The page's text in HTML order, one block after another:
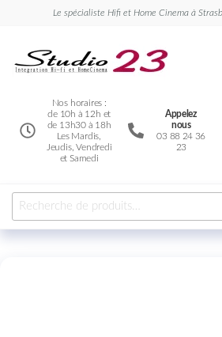
Le spécialiste Hifi et Home Cinema à
Nos horaires :
de 10h à 12h et
de 13h30 à 18h
Les Mardis,
Jeudis, Vendredi
et Samedi
Appelez
nous
03 88 24 36
23